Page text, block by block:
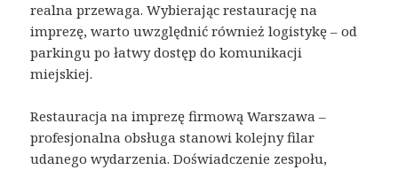
realna przewaga. Wybierając restaurację na
imprezę, warto uwzględnić również logistykę – od
parkingu po łatwy dostęp do komunikacji
miejskiej.
Restauracja na imprezę firmową Warszawa –
profesjonalna obsługa stanowi kolejny filar
udanego wydarzenia. Doświadczenie zespołu,